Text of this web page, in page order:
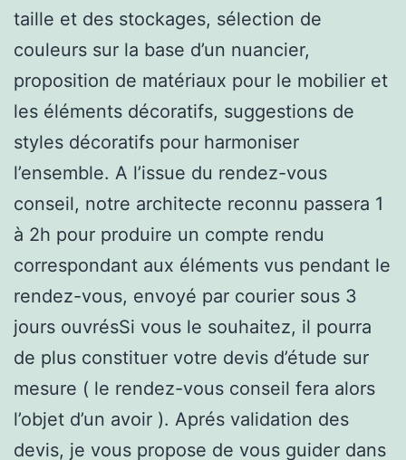
taille et des stockages, sélection de
couleurs sur la base d’un nuancier,
proposition de matériaux pour le mobilier et
les éléments décoratifs, suggestions de
styles décoratifs pour harmoniser
l’ensemble. A l’issue du rendez-vous
conseil, notre architecte reconnu passera 1
à 2h pour produire un compte rendu
correspondant aux éléments vus pendant le
rendez-vous, envoyé par courier sous 3
jours ouvrésSi vous le souhaitez, il pourra
de plus constituer votre devis d’étude sur
mesure ( le rendez-vous conseil fera alors
l’objet d’un avoir ). Aprés validation des
devis, je vous propose de vous guider dans